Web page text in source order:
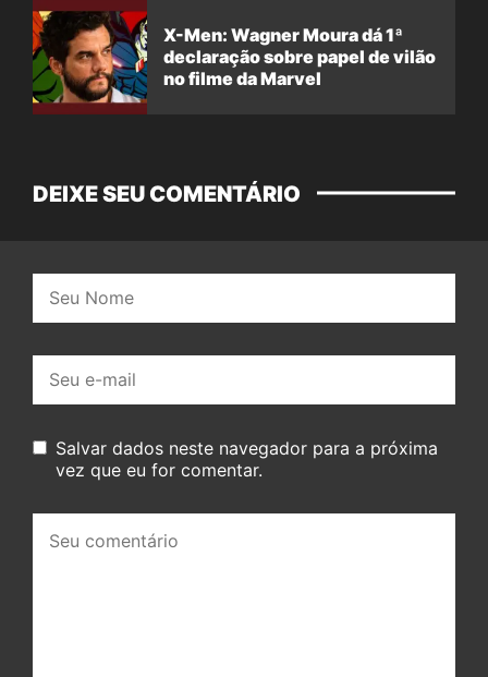
X-Men: Wagner Moura dá 1ª
declaração sobre papel de vilão
no filme da Marvel
DEIXE SEU COMENTÁRIO
mail:
Salvar dados neste navegador para a próxima
vez que eu for comentar.
comentário: